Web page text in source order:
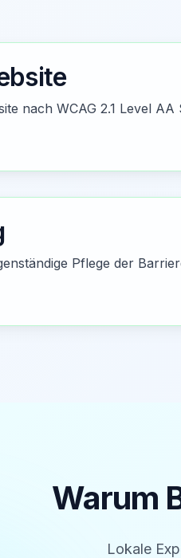
nach WCAG 2.1 Level AA
Pflege der
Warum
Lokale